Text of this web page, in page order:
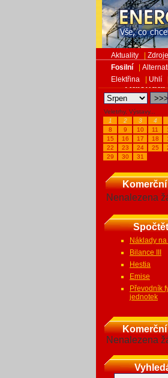
Aktuality
Fosilní
Elektřina
Uhlí
Kalendář
Veletrhy, Výstavy...
1
2 3 4
8
9 10 11
15
16 17 18
22
23 24 25
29
30 31
Nenalezena
Náklady
Bilance III
Hestia
Emise
Převodník
jednotek
Nenalezena